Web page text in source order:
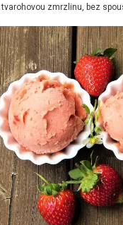
zmrzlinu, bez